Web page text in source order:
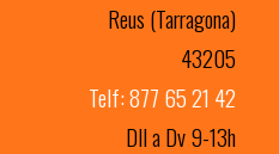
Reus (Tarragona)
43205
Telf: 877 65 21 42
Dll a Dv 9-13h